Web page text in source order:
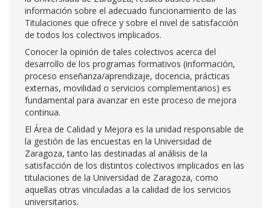
información sobre el adecuado funcionamiento de las
Titulaciones que ofrece y sobre el nivel de satisfacción
de todos los colectivos implicados.
Conocer la opinión de tales colectivos acerca del
desarrollo de los programas formativos (información,
proceso enseñanza/aprendizaje, docencia, prácticas
externas, movilidad o servicios complementarios) es
fundamental para avanzar en este proceso de mejora
continua.
El Área de Calidad y Mejora es la unidad responsable de
la gestión de las encuestas en la Universidad de
Zaragoza, tanto las destinadas al análisis de la
satisfacción de los distintos colectivos implicados en las
titulaciones de la Universidad de Zaragoza, como
aquellas otras vinculadas a la calidad de los servicios
universitarios.